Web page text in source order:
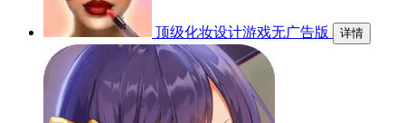
顶级化妆设计游戏无广告版 详情